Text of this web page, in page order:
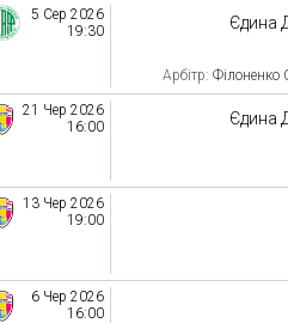
5 Сер 2026
19:30
Єдина
Арбітр: Філоненко
21 Чер 2026
16:00
Єдина
13 Чер 2026
19:00
6 Чер 2026
16:00